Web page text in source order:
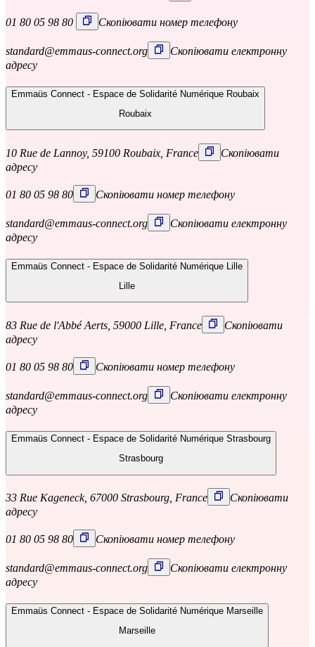
01 80 05 98 80 Скопіювати номер телефону
standard@emmaus-connect.org
Скопіювати електронну
адресу
Emmaüs Connect - Espace de Solidarité Numérique Roubaix
Roubaix
10 Rue de Lannoy, 59100 Roubaix, France
Скопіювати
адресу
01 80 05 98 80 Скопіювати номер телефону
standard@emmaus-connect.org
Скопіювати електронну
адресу
Emmaüs Connect - Espace de Solidarité Numérique Lille
Lille
83 Rue de l'Abbé Aerts, 59000 Lille, France
Скопіювати
адресу
01 80 05 98 80 Скопіювати номер телефону
standard@emmaus-connect.org
Скопіювати електронну
адресу
Emmaüs Connect - Espace de Solidarité Numérique Strasbourg
Strasbourg
33 Rue Kageneck, 67000 Strasbourg, France
Скопіювати
адресу
01 80 05 98 80 Скопіювати номер телефону
standard@emmaus-connect.org
Скопіювати електронну
адресу
Emmaüs Connect - Espace de Solidarité Numérique Marseille
Marseille